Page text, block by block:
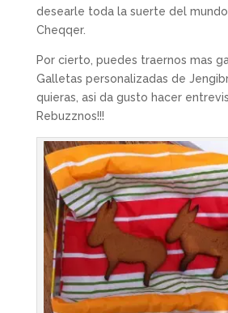
desearle toda la suerte del
Cheqqer.
Por cierto, puedes traernos mas
Galletas personalizadas de
quieras, asi da gusto hacer
Rebuzznos!!!